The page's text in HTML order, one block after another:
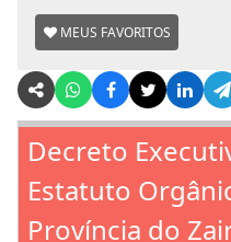
MEUS FAVORITOS
Decreto
Estatuto
Província do